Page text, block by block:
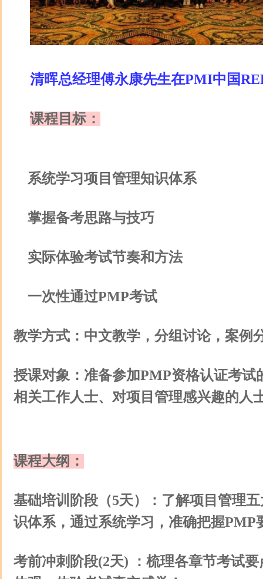
清晖总经理傅永康先生在PMI中国
课程目标：
系统学习项目管理知识体系
掌握备考思路与技巧
实际体验考试节奏和方法
一次性通过PMP考试
教学方式：中文教学，分组讨论，案例
授课对象：准备参加PMP资格认证考试
相关工作人士、对项目管理感兴趣的人
课程大纲：
基础培训阶段（5天）：了解项目管理
识体系，通过系统学习，准确把握PMP
考前冲刺阶段(2天) ：梳理各章节考试